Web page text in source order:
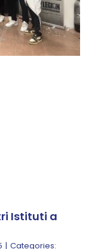
Istituti a
| Categories: